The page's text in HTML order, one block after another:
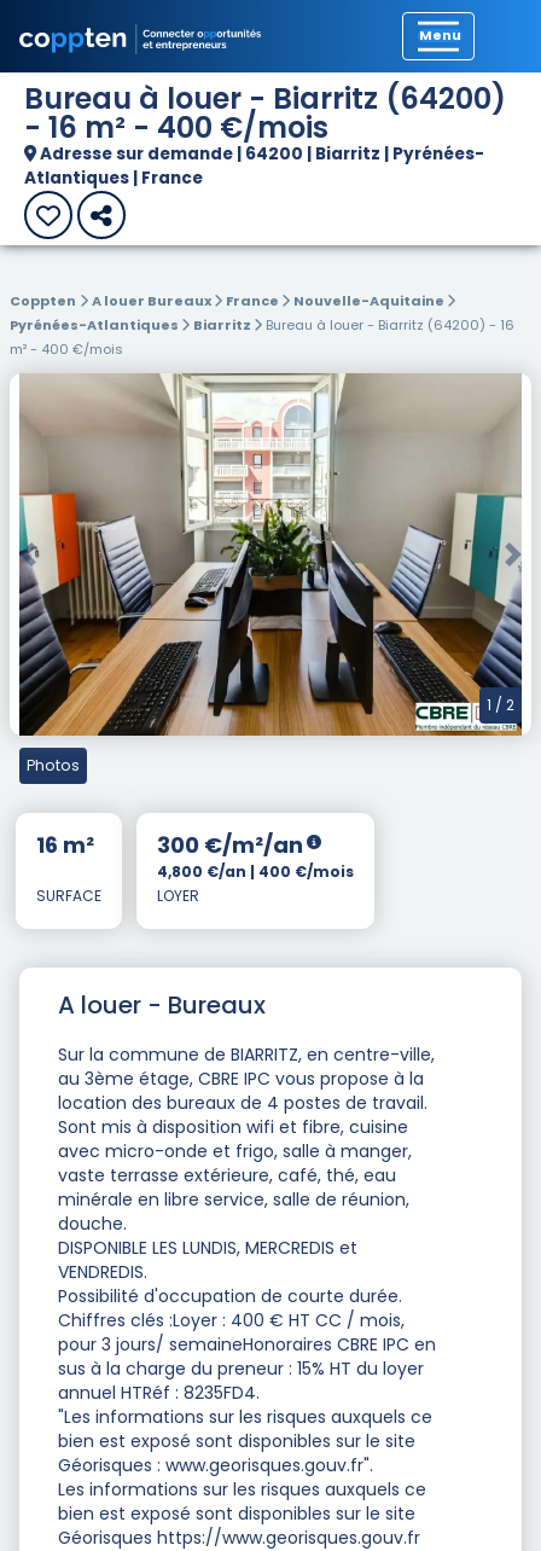
Bureau à louer - Biarritz (64200)
- 16 m² - 400 €/mois
Adresse sur demande | 64200 | Biarritz | Pyrénées-
Atlantiques | France
Coppten A louer Bureaux France
Nouvelle-Aquitaine
Pyrénées-Atlantiques
Biarritz
Bureau à louer - Biarritz (64200) - 16
m² - 400 €/mois
Previous
1 / 2
Photos
16 m²
SURFACE
300 €/m²/an
4,800 €/an | 400 €/mois
LOYER
A louer - Bureaux
Sur la commune de BIARRITZ, en centre-ville,
au 3ème étage, CBRE IPC vous propose à la
location des bureaux de 4 postes de travail.
Sont mis à disposition wifi et fibre, cuisine
avec micro-onde et frigo, salle à manger,
vaste terrasse extérieure, café, thé, eau
minérale en libre service, salle de réunion,
douche.
DISPONIBLE LES LUNDIS, MERCREDIS et
VENDREDIS.
Possibilité d'occupation de courte durée.
Chiffres clés :Loyer : 400 € HT CC / mois,
pour 3 jours/ semaineHonoraires CBRE IPC en
sus à la charge du preneur : 15% HT du loyer
annuel HTRéf : 8235FD4.
"Les informations sur les risques auxquels ce
bien est exposé sont disponibles sur le site
Géorisques : www.georisques.gouv.fr".
Les informations sur les risques auxquels ce
bien est exposé sont disponibles sur le site
Géorisques https://www.georisques.gouv.fr